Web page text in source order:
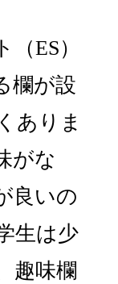
ES）
欄が設
ありま
がな
良いの
生は少
趣味欄